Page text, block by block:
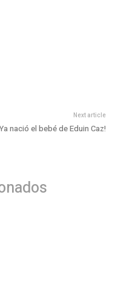
Next article
nació el bebé de Eduin Caz!